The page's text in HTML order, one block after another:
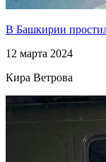
В Башкирии
12 марта 2024
Кира Ветрова